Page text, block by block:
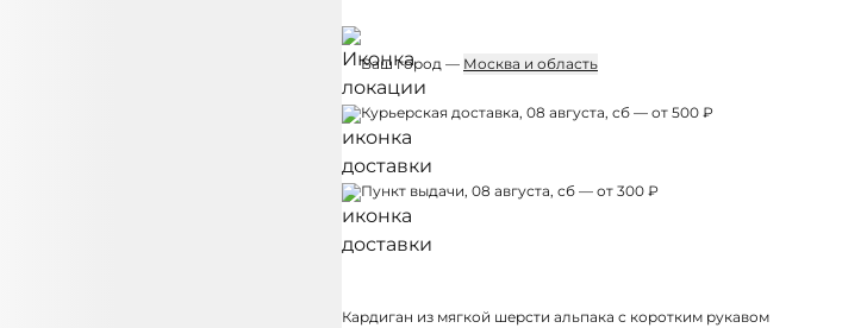
Ваш город — Москва и область
Курьерская доставка, 08 августа, сб — от 500 ₽
Пункт выдачи, 08 августа, сб — от 300 ₽
Кардиган из мягкой шерсти альпака с коротким рукавом